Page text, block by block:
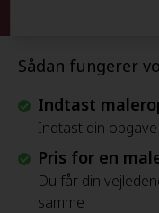
Sådan fungerer
Indtast
Indtast din
Pris for en
Du får din
samme